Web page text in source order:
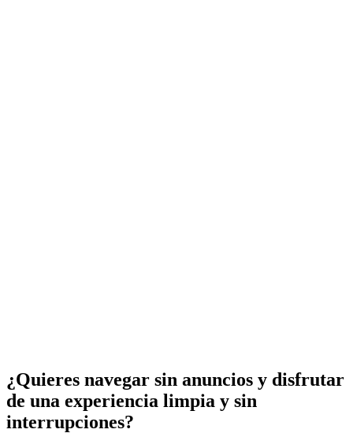
¿Quieres navegar sin anuncios y disfrutar
de una experiencia limpia y sin
interrupciones?